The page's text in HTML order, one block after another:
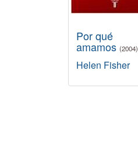
Por qué
amamos (2004)
Helen Fisher